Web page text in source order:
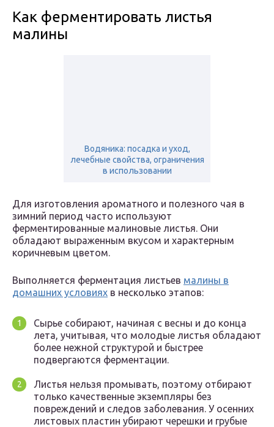
Как ферментировать листья
малины
Водяника: посадка и уход,
лечебные свойства, ограничения
в использовании
Для изготовления ароматного и полезного чая в
зимний период часто используют
ферментированные малиновые листья. Они
обладают выраженным вкусом и характерным
коричневым цветом.
Выполняется ферментация листьев малины в
домашних условиях в несколько этапов:
Сырье собирают, начиная с весны и до конца
лета, учитывая, что молодые листья обладают
более нежной структурой и быстрее
подвергаются ферментации.
Листья нельзя промывать, поэтому отбирают
только качественные экземпляры без
повреждений и следов заболевания. У осенних
листовых пластин убирают черешки и грубые